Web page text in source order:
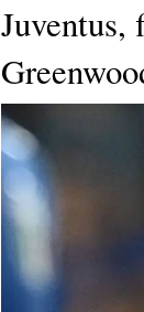
Juventus,